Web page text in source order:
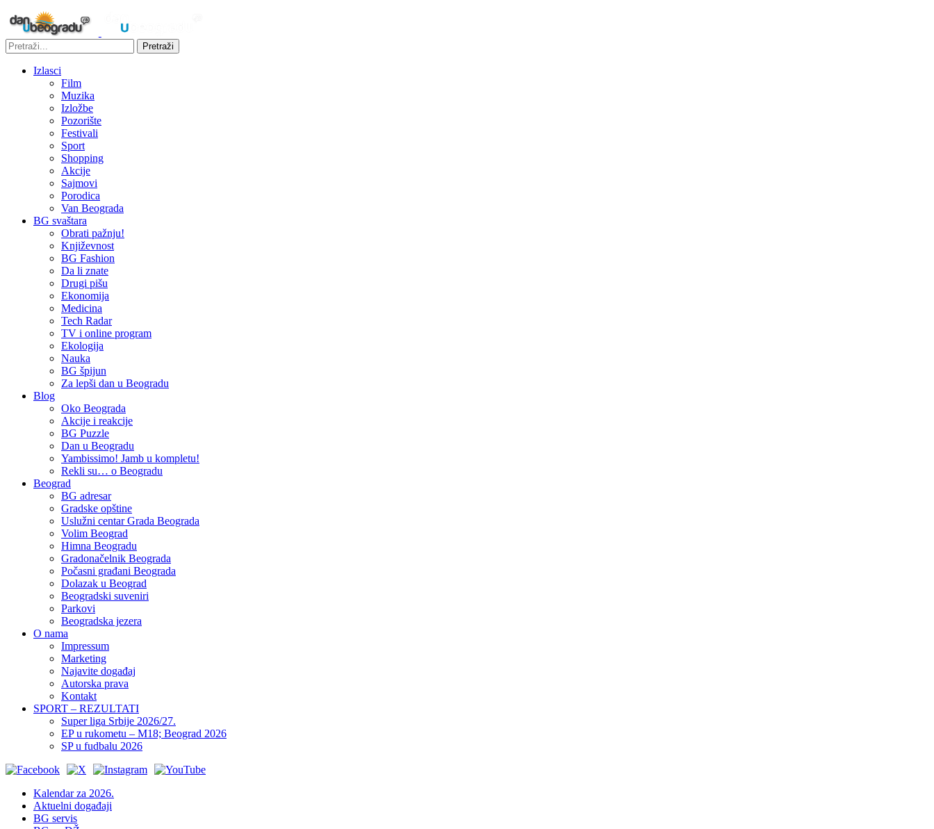
Pretraži
Izlasci
Film
Muzika
Izložbe
Pozorište
Festivali
Sport
Shopping
Akcije
Sajmovi
Porodica
Van Beograda
BG svaštara
Obrati pažnju!
Književnost
BG Fashion
Da li znate
Drugi pišu
Ekonomija
Medicina
Tech Radar
TV i online program
Ekologija
Nauka
BG špijun
Za lepši dan u Beogradu
Blog
Oko Beograda
Akcije i reakcije
BG Puzzle
Dan u Beogradu
Yambissimo! Jamb u kompletu!
Rekli su… o Beogradu
Beograd
BG adresar
Gradske opštine
Uslužni centar Grada Beograda
Volim Beograd
Himna Beogradu
Gradonačelnik Beograda
Počasni građani Beograda
Dolazak u Beograd
Beogradski suveniri
Parkovi
Beogradska jezera
O nama
Impressum
Marketing
Najavite događaj
Autorska prava
Kontakt
SPORT – REZULTATI
Super liga Srbije 2026/27.
EP u rukometu – M18; Beograd 2026
SP u fudbalu 2026
Kalendar za 2026.
Aktuelni događaji
BG servis